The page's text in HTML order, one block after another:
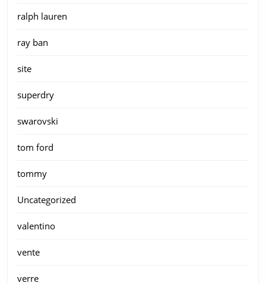
ralph lauren
ray ban
site
superdry
swarovski
tom ford
tommy
Uncategorized
valentino
vente
verre